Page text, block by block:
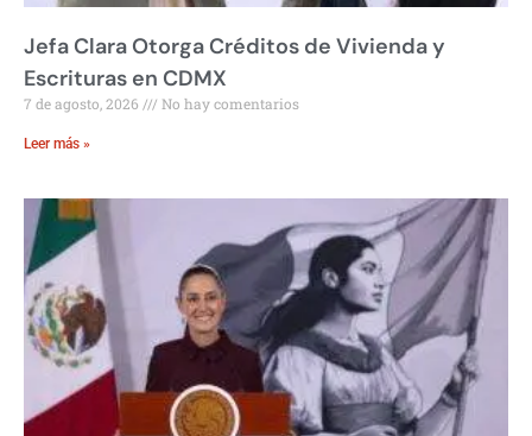
Jefa Clara Otorga Créditos de Vivienda y
Escrituras en CDMX
7 de agosto, 2026 No hay comentarios
Leer más »